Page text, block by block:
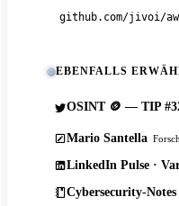
EBENFALLS
OSINT 🪙 — TIP
Mario Santella
LinkedIn Pulse ·
Cybersecurity-